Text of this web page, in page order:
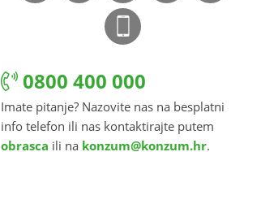
0800 400 000
Imate pitanje? Nazovite nas na besplatni
info telefon ili nas kontaktirajte putem
obrasca ili na konzum@konzum.hr.